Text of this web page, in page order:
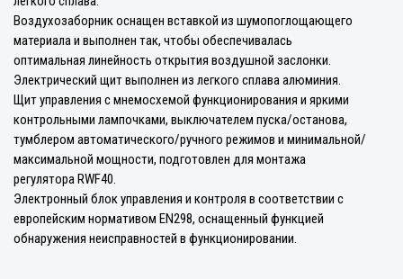
Воздухозаборник оснащен вставкой из шумопоглощающего
материала и выполнен так, чтобы обеспечивалась
оптимальная линейность открытия воздушной заслонки.
Электрический щит выполнен из легкого сплава алюминия.
Щит управления с мнемосхемой функционирования и яркими
контрольными лампочками, выключателем пуска/останова,
тумблером автоматического/ручного режимов и минимальной/
максимальной мощности, подготовлен для монтажа
регулятора RWF40.
Электронный блок управления и контроля в соответствии с
европейским нормативом EN298, оснащенный функцией
обнаружения неисправностей в функционировании.